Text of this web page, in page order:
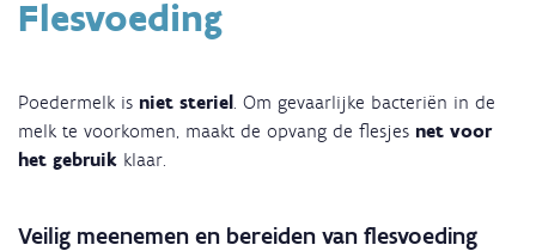
Flesvoeding
Poedermelk is niet steriel. Om gevaarlijke bacteriën in de
melk te voorkomen, maakt de opvang de flesjes net voor
het gebruik klaar.
Veilig meenemen en bereiden van flesvoeding